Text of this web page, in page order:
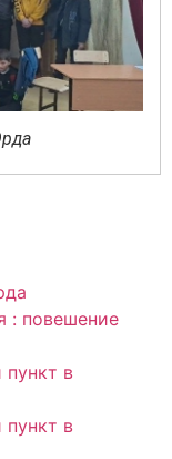
: повешение
в
в